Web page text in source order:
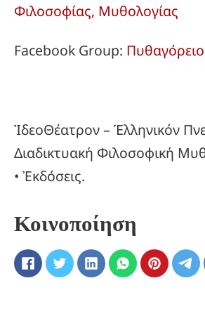
Φιλοσοφίας, Μυθολογίας
Facebook Group:
ἸδεοΘέατρον – Ἑλληνικόν
Διαδικτυακή Φιλοσοφική
• Ἐκδόσεις.
Κοινοποίηση